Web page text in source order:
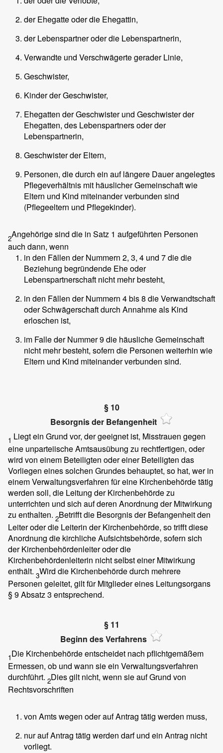
der Ehegatte oder die Ehegattin,
der Lebenspartner oder die Lebenspartnerin,
Verwandte und Verschwägerte gerader Linie,
Geschwister,
Kinder der Geschwister,
Ehegatten der Geschwister und Geschwister der
Ehegatten, des Lebenspartners oder der
Lebenspartnerin,
Geschwister der Eltern,
Personen, die durch ein auf längere Dauer angelegtes
Pflegeverhältnis mit häuslicher Gemeinschaft wie
Eltern und Kind miteinander verbunden sind
(Pflegeeltern und Pflegekinder).
2Angehörige sind die in Satz 1 aufgeführten Personen
auch dann, wenn
in den Fällen der Nummern 2, 3, 4 und 7 die die
Beziehung begründende Ehe oder
Lebenspartnerschaft nicht mehr besteht,
in den Fällen der Nummern 4 bis 8 die Verwandtschaft
oder Schwägerschaft durch Annahme als Kind
erloschen ist,
im Falle der Nummer 9 die häusliche Gemeinschaft
nicht mehr besteht, sofern die Personen weiterhin wie
Eltern und Kind miteinander verbunden sind.
§ 10
Besorgnis der Befangenheit
1 Liegt ein Grund vor, der geeignet ist, Misstrauen gegen
eine unparteiische Amtsausübung zu rechtfertigen, oder
wird von einem Beteiligten oder einer Beteiligten das
Vorliegen eines solchen Grundes behauptet, so hat, wer in
einem Verwaltungsverfahren für eine Kirchenbehörde tätig
werden soll, die Leitung der Kirchenbehörde zu
unterrichten und sich auf deren Anordnung der Mitwirkung
zu enthalten. 2Betrifft die Besorgnis der Befangenheit den
Leiter oder die Leiterin der Kirchenbehörde, so trifft diese
Anordnung die kirchliche Aufsichtsbehörde, sofern sich
der Kirchenbehördenleiter oder die
Kirchenbehördenleiterin nicht selbst einer Mitwirkung
enthält. 3Wird die Kirchenbehörde durch mehrere
Personen geleitet, gilt für Mitglieder eines Leitungsorgans
§ 9 Absatz 3 entsprechend.
§ 11
Beginn des Verfahrens
1Die Kirchenbehörde entscheidet nach pflichtgemäßem
Ermessen, ob und wann sie ein Verwaltungsverfahren
durchführt. 2Dies gilt nicht, wenn sie auf Grund von
Rechtsvorschriften
von Amts wegen oder auf Antrag tätig werden muss,
nur auf Antrag tätig werden darf und ein Antrag nicht
vorliegt.